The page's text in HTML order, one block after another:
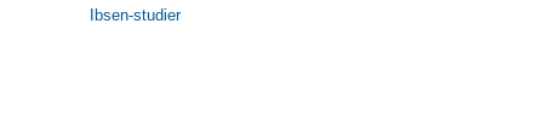
Ibsen-studier